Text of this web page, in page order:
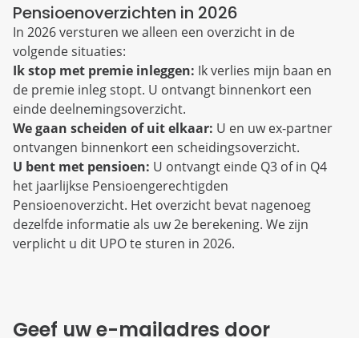
Pensioenoverzichten in 2026
In 2026 versturen we alleen een overzicht in de
volgende situaties:
Ik stop met premie inleggen: Ik verlies mijn baan en
de premie inleg stopt. U ontvangt binnenkort een
einde deelnemingsoverzicht.
We gaan scheiden of uit elkaar: U en uw ex-partner
ontvangen binnenkort een scheidingsoverzicht.
U bent met pensioen: U ontvangt einde Q3 of in Q4
het jaarlijkse Pensioengerechtigden
Pensioenoverzicht. Het overzicht bevat nagenoeg
dezelfde informatie als uw 2e berekening. We zijn
verplicht u dit UPO te sturen in 2026.
Geef uw e-mailadres door